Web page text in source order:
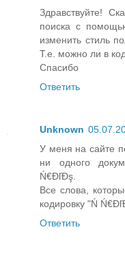
Здравствуйте!
поиска с
изменить стиль
Т.е. можно ли в
Спасибо
Ответить
Unknown
У меня на сайте
ни одного
Ń€ĐľĐş.
Все слова,
кодировку "Ń
Ответить